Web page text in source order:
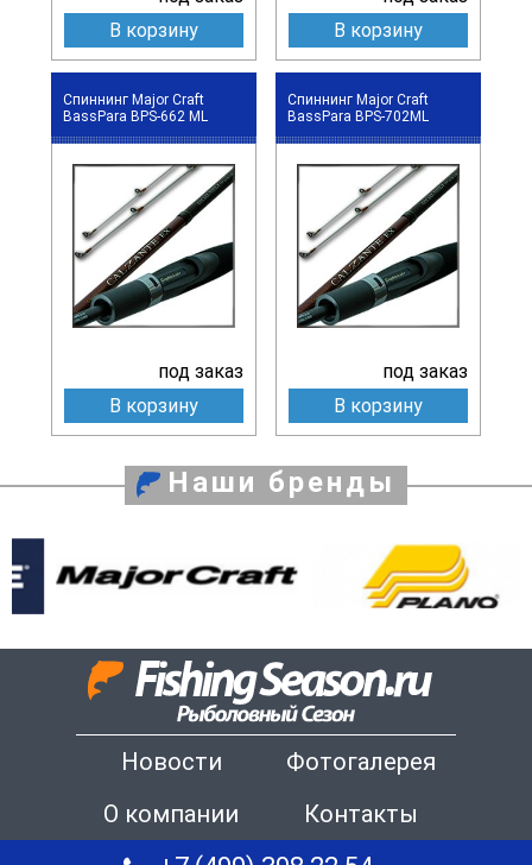
В корзину
В корзину
Спиннинг Major Craft
BassPara BPS-662 ML
под заказ
В корзину
Спиннинг Major Craft
BassPara BPS-702ML
под заказ
В корзину
Наши бренды
Новости
Фотогалерея
О компании
Контакты